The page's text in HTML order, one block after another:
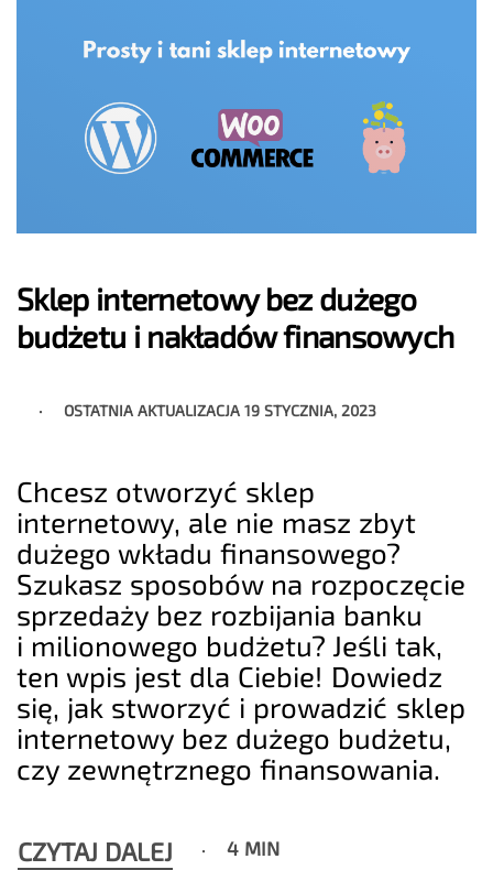
Sklep internetowy bez dużego
budżetu i nakładów finansowych
OSTATNIA AKTUALIZACJA19 STYCZNIA, 2023
Chcesz otworzyć sklep
internetowy, ale nie masz zbyt
dużego wkładu finansowego?
Szukasz sposobów na rozpoczęcie
sprzedaży bez rozbijania banku
i milionowego budżetu? Jeśli tak,
ten wpis jest dla Ciebie! Dowiedz
się, jak stworzyć i prowadzić sklep
internetowy bez dużego budżetu,
czy zewnętrznego finansowania.
CZYTAJ DALEJ 4 MIN